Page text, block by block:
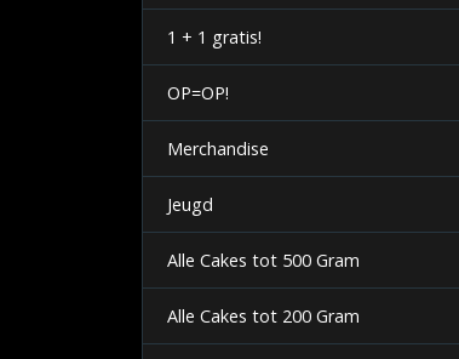
1 + 1 gratis!
OP=OP!
Merchandise
Jeugd
Alle Cakes tot 500 Gram
Alle Cakes tot 200 Gram